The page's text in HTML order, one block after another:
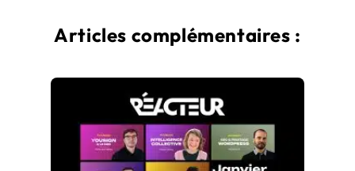
Articles complémentaires :